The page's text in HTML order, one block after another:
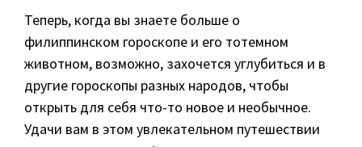
Теперь, когда вы знаете больше о
филиппинском гороскопе и его тотемном
животном, возможно, захочется углубиться и в
другие гороскопы разных народов, чтобы
открыть для себя что-то новое и необычное.
Удачи вам в этом увлекательном путешествии